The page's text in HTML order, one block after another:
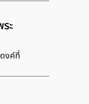
ะ
งค์ที่